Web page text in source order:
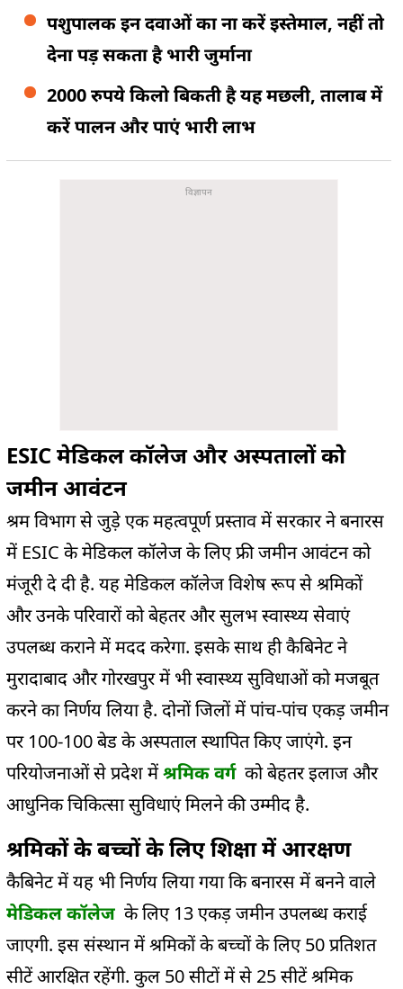
पशुपालक इन दवाओं का ना करें इस्तेमाल, नहीं तो
देना पड़ सकता है भारी जुर्माना
2000 रुपये किलो बिकती है यह मछली, तालाब में
करें पालन और पाएं भारी लाभ
ESIC मेडिकल कॉलेज और अस्पतालों को
जमीन आवंटन
श्रम विभाग से जुड़े एक महत्वपूर्ण प्रस्ताव में सरकार ने बनारस
में ESIC के मेडिकल कॉलेज के लिए फ्री जमीन आवंटन को
मंजूरी दे दी है. यह मेडिकल कॉलेज विशेष रूप से श्रमिकों
और उनके परिवारों को बेहतर और सुलभ स्वास्थ्य सेवाएं
उपलब्ध कराने में मदद करेगा. इसके साथ ही कैबिनेट ने
मुरादाबाद और गोरखपुर में भी स्वास्थ्य सुविधाओं को मजबूत
करने का निर्णय लिया है. दोनों जिलों में पांच-पांच एकड़ जमीन
पर 100-100 बेड के अस्पताल स्थापित किए जाएंगे. इन
परियोजनाओं से प्रदेश मेंश्रमिक वर्गको बेहतर इलाज और
आधुनिक चिकित्सा सुविधाएं मिलने की उम्मीद है.
श्रमिकों के बच्चों के लिए शिक्षा में आरक्षण
कैबिनेट में यह भी निर्णय लिया गया कि बनारस में बनने वाले
मेडिकल कॉलेज के लिए 13 एकड़ जमीन उपलब्ध कराई
जाएगी. इस संस्थान में श्रमिकों के बच्चों के लिए 50 प्रतिशत
सीटें आरक्षित रहेंगी. कुल 50 सीटों में से 25 सीटें श्रमिक